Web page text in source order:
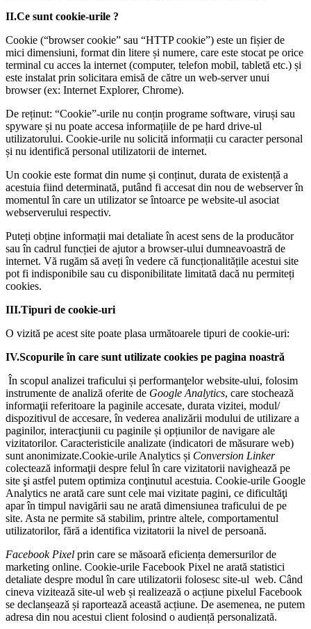
II.Ce sunt cookie-urile ?
Cookie (“browser cookie” sau “HTTP cookie”) este un fișier de
mici dimensiuni, format din litere și numere, care este stocat pe orice
terminal cu acces la internet (computer, telefon mobil, tabletă etc.) și
este instalat prin solicitara emisă de către un web-server unui
browser (ex: Internet Explorer, Chrome).
De reținut: “Cookie”-urile nu conțin programe software, viruși sau
spyware și nu poate accesa informațiile de pe hard drive-ul
utilizatorului. Cookie-urile nu solicită informații cu caracter personal
și nu identifică personal utilizatorii de internet.
Un cookie este format din nume și conținut, durata de existență a
acestuia fiind determinată, putând fi accesat din nou de webserver în
momentul în care un utilizator se întoarce pe website-ul asociat
webserverului respectiv.
Puteți obține informații mai detaliate în acest sens de la producător
sau în cadrul funcției de ajutor a browser-ului dumneavoastră de
internet. Vă rugăm să aveți în vedere că funcționalitățile acestui site
pot fi indisponibile sau cu disponibilitate limitată dacă nu permiteți
cookies.
III.Tipuri de cookie-uri
O vizită pe acest site poate plasa următoarele tipuri de cookie-uri:
IV.Scopurile în care sunt utilizate cookies pe pagina noastră
În scopul analizei traficului și performanţelor website-ului, folosim
instrumente de analiză oferite de Google Analytics, care stochează
informaţii referitoare la paginile accesate, durata vizitei, modul/
dispozitivul de accesare, în vederea analizării modului de utilizare a
paginilor, interacţiunii cu paginile și opțiunilor de navigare ale
vizitatorilor. Caracteristicile analizate (indicatori de măsurare web)
sunt anonimizate.Cookie-urile Analytics și Conversion Linker
colectează informaţii despre felul în care vizitatorii navighează pe
site şi astfel putem optimiza conţinutul acestuia. Cookie-urile Google
Analytics ne arată care sunt cele mai vizitate pagini, ce dificultăţi
apar în timpul navigării sau ne arată dimensiunea traficului de pe
site. Asta ne permite să stabilim, printre altele, comportamentul
utilizatorilor, fără a identifica vizitatorii la nivel de persoană.
Facebook Pixel prin care se măsoară eficiența demersurilor de
marketing online. Cookie-urile Facebook Pixel ne arată statistici
detaliate despre modul în care utilizatorii folosesc site-ul web. Când
cineva vizitează site-ul web și realizează o acțiune pixelul Facebook
se declanșează și raportează această acțiune. De asemenea, ne putem
adresa din nou acestui client folosind o audiență personalizată.